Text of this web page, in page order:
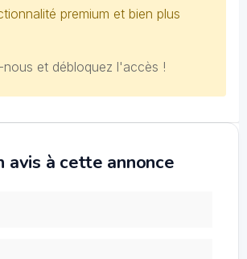
premium et bien plus
nous et débloquez l'accès !
avis à cette annonce